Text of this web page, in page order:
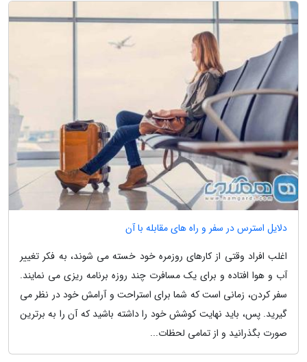
دلایل استرس در سفر و راه های مقابله با آن
اغلب افراد وقتی از کارهای روزمره خود خسته می شوند، به فکر تغییر
آب و هوا افتاده و برای یک مسافرت چند روزه برنامه ریزی می نمایند.
سفر کردن، زمانی است که شما برای استراحت و آرامش خود در نظر می
گیرید. پس، باید نهایت کوشش خود را داشته باشید که آن را به برترین
صورت بگذرانید و از تمامی لحظات...